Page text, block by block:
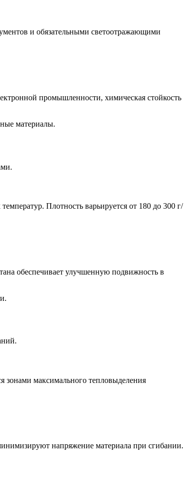
и обязательными светоотражающими
промышленности, химическая стойкость
материалы.
Плотность варьируется от 180 до 300 г/
обеспечивает улучшенную подвижность в
зонами максимального тепловыделения
напряжение материала при сгибании.